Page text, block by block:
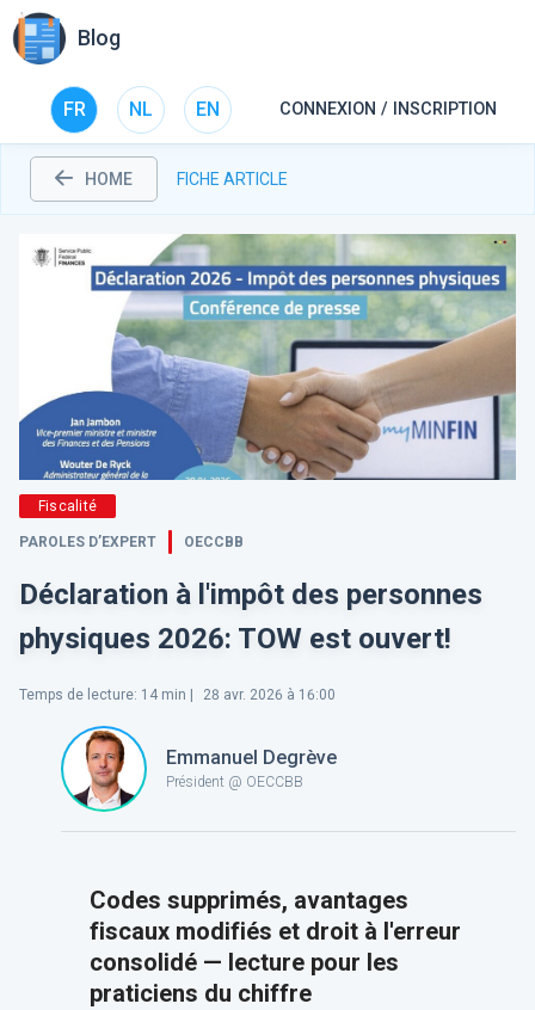
Blog
FR NL EN CONNEXION / INSCRIPTION
HOME FICHE ARTICLE
Fiscalité
PAROLES D’EXPERT OECCBB
Déclaration à l'impôt des personnes
physiques 2026: TOW est ouvert!
Temps de lecture: 14 min | 28 avr. 2026 à 16:00
Emmanuel Degrève
Président @ OECCBB
Codes supprimés, avantages
fiscaux modifiés et droit à l'erreur
consolidé — lecture pour les
praticiens du chiffre